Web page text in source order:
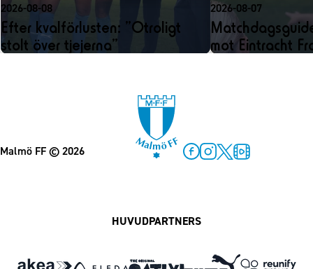
2026-08-08
Efter kvalförlusten: ”Otroligt
stolt över tjejerna”
2026-08-07
mot Eintracht
Malmö FF© 2026
HUVUDPARTNERS